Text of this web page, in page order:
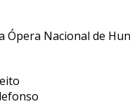
Ópera Nacional de